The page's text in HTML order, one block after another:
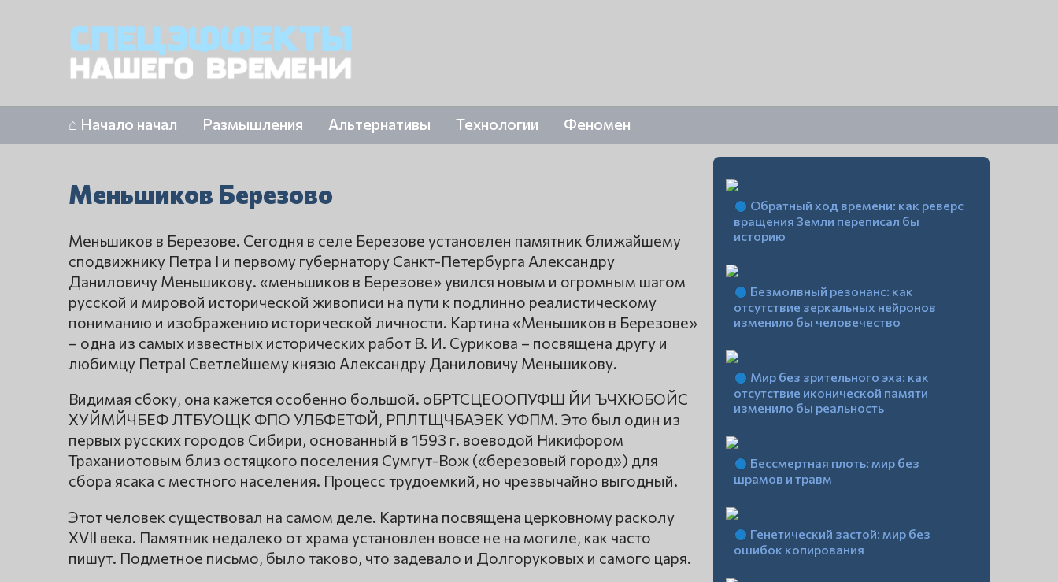
⌂ Начало начал Размышления Альтернативы Технологии Феномен
Меньшиков Березово
Меньшиков в Березове. Сегодня в селе Березове установлен памятник ближайшему
сподвижнику Петра I и первому губернатору Санкт-Петербурга Александру
Даниловичу Меньшикову. «меньшиков в Березове» увился новым и огромным шагом
русской и мировой исторической живописи на пути к подлинно реалистическому
пониманию и изображению исторической личности. Картина «Меньшиков в Березове»
– одна из самых известных исторических работ В. И. Сурикова – посвящена другу и
любимцу ПетраI Светлейшему князю Александру Даниловичу Меньшикову.
Видимая сбоку, она кажется особенно большой. оБРТСЦЕООПУФШ ЙИ ЪЧХЮБОЙС
ХУЙМЙЧБЕФ ЛТБУОЩК ФПО УЛБФЕТФЙ, РПЛТЩЧБАЭЕК УФПМ. Это был один из
первых русских городов Сибири, основанный в 1593 г. воеводой Никифором
Траханиотовым близ остяцкого поселения Сумгут-Вож («березовый город») для
сбора ясака с местного населения. Процесс трудоемкий, но чрезвычайно выгодный.
Этот человек существовал на самом деле. Картина посвящена церковному расколу
XVII века. Памятник недалеко от храма установлен вовсе не на могиле, как часто
пишут. Подметное письмо, было таково, что задевало и Долгоруковых и самого царя.
Обратный ход времени: как реверс
вращения Земли переписал бы
историю
Безмолвный резонанс: как
отсутствие зеркальных нейронов
изменило бы человечество
Мир без зрительного эха: как
отсутствие иконической памяти
изменило бы реальность
Бессмертная плоть: мир без
шрамов и травм
Генетический застой: мир без
ошибок копирования